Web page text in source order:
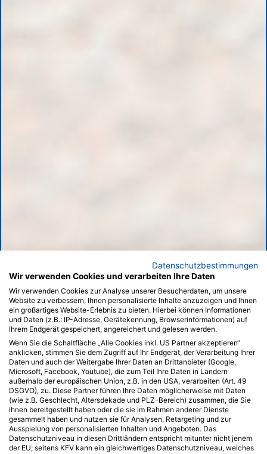
Datenschutzbestimmungen
Wir verwenden Cookies und verarbeiten Ihre Daten
Wir verwenden Cookies zur Analyse unserer Besucherdaten, um unsere
Website zu verbessern, Ihnen personalisierte Inhalte anzuzeigen und Ihnen
ein großartiges Website-Erlebnis zu bieten. Hierbei können Informationen
und Daten (z.B.: IP-Adresse, Gerätekennung, Browserinformationen) auf
Ihrem Endgerät gespeichert, angereichert und gelesen werden.
Wenn Sie die Schaltfläche „Alle Cookies inkl. US Partner akzeptieren“
anklicken, stimmen Sie dem Zugriff auf Ihr Endgerät, der Verarbeitung Ihrer
Daten und auch der Weitergabe Ihrer Daten an Drittanbieter (Google,
Microsoft, Facebook, Youtube), die zum Teil Ihre Daten in Ländern
außerhalb der europäischen Union, z.B. in den USA, verarbeiten (Art. 49
DSGVO), zu. Diese Partner führen Ihre Daten möglicherweise mit Daten
(wie z.B. Geschlecht, Altersdekade und PLZ-Bereich) zusammen, die Sie
ihnen bereitgestellt haben oder die sie im Rahmen anderer Dienste
gesammelt haben und nutzen sie für Analysen, Retargeting und zur
Ausspielung von personalisierten Inhalten und Angeboten. Das
Datenschutzniveau in diesen Drittländern entspricht mitunter nicht jenem
der EU; seitens KFV kann ein gleichwertiges Datenschutzniveau, welches